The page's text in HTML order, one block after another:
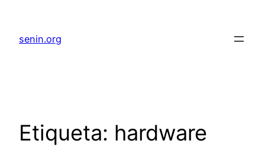
senin.org
Etiqueta: hardware